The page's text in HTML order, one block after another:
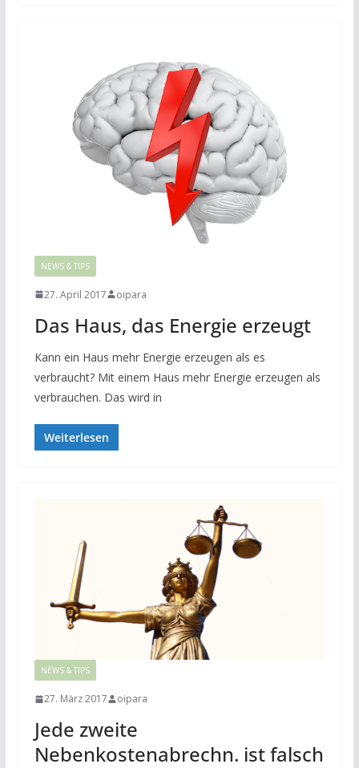
NEWS & TIPS
27. April 2017 oipara
Das Haus, das Energie erzeugt
Kann ein Haus mehr Energie erzeugen als es
verbraucht? Mit einem Haus mehr Energie erzeugen als
verbrauchen. Das wird in
Weiterlesen
NEWS & TIPS
27. März 2017 oipara
Jede zweite
Nebenkostenabrechn. ist falsch